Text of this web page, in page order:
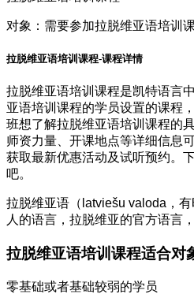
对象： 需要参加拉脱维亚语培训
拉脱维亚语培训课程-课程详情
拉脱维亚语培训课程是凯特语言
亚语培训课程的学员设置的课程
班想了解拉脱维亚语培训课程的
师资力量、开课地点等详细信息
获取最新优惠活动及试听预约。
吧。
拉脱维亚语（latviešu valoda‎，
人的语言，拉脱维亚的官方语言
拉脱维亚语培训课程适合对
零基础或者基础较弱的学员